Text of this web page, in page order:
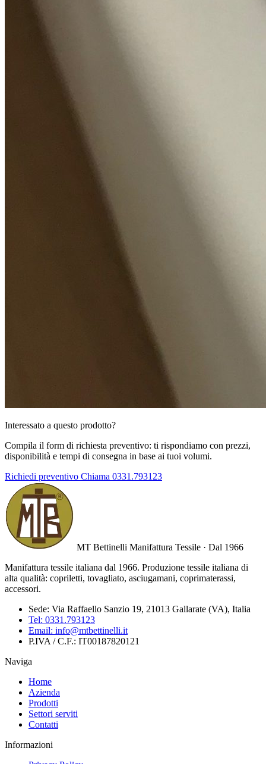
Interessato a questo prodotto?
Compila il form di richiesta preventivo: ti rispondiamo con prezzi,
disponibilità e tempi di consegna in base ai tuoi volumi.
Richiedi preventivo Chiama 0331.793123
MT Bettinelli Manifattura Tessile · Dal 1966
Manifattura tessile italiana dal 1966. Produzione tessile italiana di
alta qualità: copriletti, tovagliato, asciugamani, coprimaterassi,
accessori.
Sede: Via Raffaello Sanzio 19, 21013 Gallarate (VA), Italia
Tel: 0331.793123
Email: info@mtbettinelli.it
P.IVA / C.F.: IT00187820121
Naviga
Home
Azienda
Prodotti
Settori serviti
Contatti
Informazioni